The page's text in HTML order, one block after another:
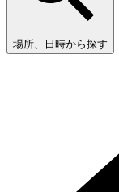
場所、日時から探す